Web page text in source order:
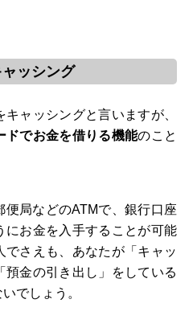
ッシング
ャッシングと言いますが、
ドでお金を借りる機能のこと
局などのATMで、銀行口座
にお金を入手することが可能
でさえも、あなたが「キャッ
預金の引き出し」をしている
でしょう。